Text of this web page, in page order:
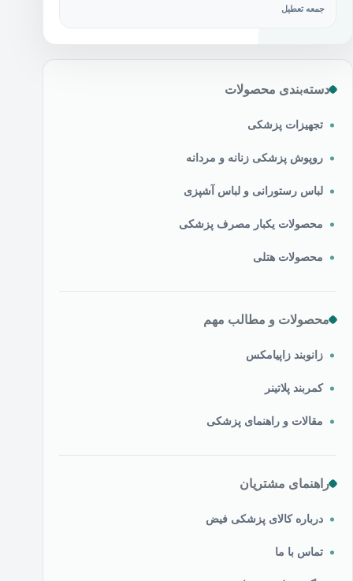
جمعه تعطیل
دسته‌بندی محصولات
تجهیزات پزشکی
روپوش پزشکی زنانه و مردانه
لباس رستورانی و لباس آشپزی
محصولات یکبار مصرف پزشکی
محصولات هتلی
محصولات و مطالب مهم
زانوبند زاپیامکس
کمربند پلاتینر
مقالات و راهنمای پزشکی
راهنمای مشتریان
درباره کالای پزشکی فیض
تماس با ما